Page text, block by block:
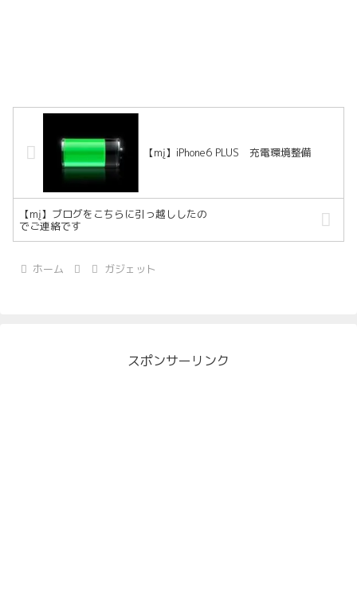
【mį】iPhone6 PLUS 充電環境整備
【mį】ブログをこちらに引っ越ししたの
でご連絡です
ホーム ガジェット
スポンサーリンク